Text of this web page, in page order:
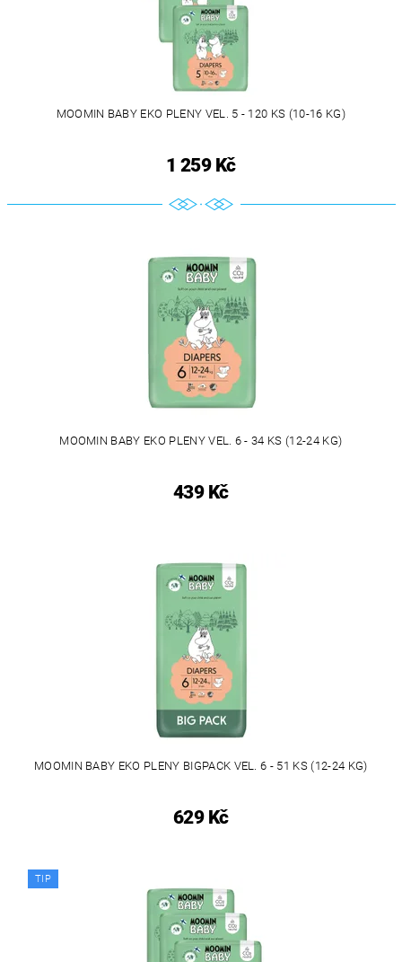
MOOMIN BABY EKO PLENY VEL. 5 - 120 KS (10-16 KG)
1 259 Kč
MOOMIN BABY EKO PLENY VEL. 6 - 34 KS (12-24 KG)
439 Kč
MOOMIN BABY EKO PLENY BIGPACK VEL. 6 - 51 KS (12-24 KG)
629 Kč
TIP